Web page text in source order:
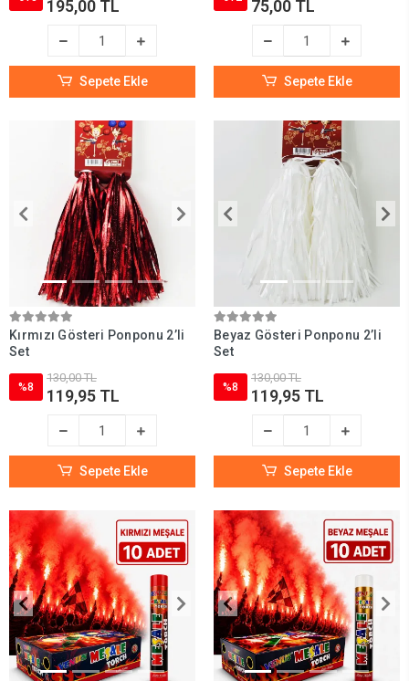
195,00 TL
Sepete Ekle
75,00 TL
Sepete Ekle
Kırmızı Gösteri Ponponu 2’li
Set
%8
130,00 TL
119,95 TL
Sepete Ekle
Beyaz Gösteri Ponponu 2’li
Set
%8
130,00 TL
119,95 TL
Sepete Ekle